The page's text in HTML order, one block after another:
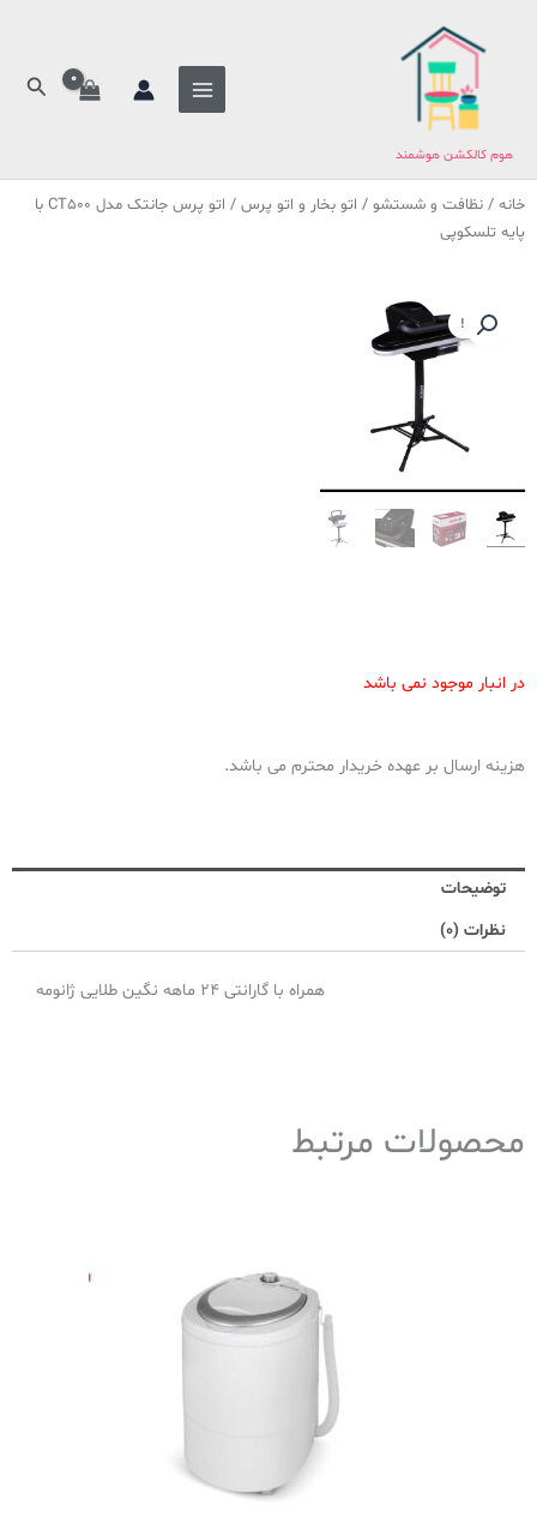
هوم کالکشن هوشمند
خانه / نظافت و شستشو / اتو بخار و اتو پرس
/ اتو پرس جانتک مدل CT500 با
پایه تلسکوپی
حراج!
در انبار موجود نمی باشد
هزینه ارسال بر عهده خریدار محترم می باشد.
توضیحات
نظرات (0)
همراه با گارانتی 24 ماهه نگین طلایی ژانومه
محصولات مرتبط